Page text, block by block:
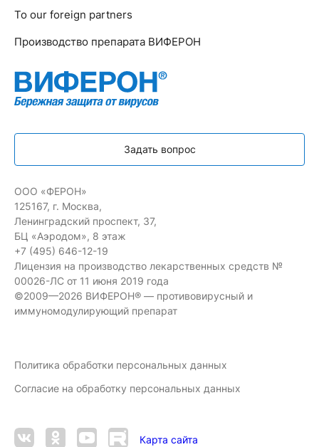
To our foreign partners
Производство препарата ВИФЕРОН
Задать вопрос
ООО «ФЕРОН»
125167, г. Москва,
Ленинградский проспект, 37,
БЦ «Аэродом», 8 этаж
+7 (495) 646-12-19
Лицензия на производство лекарственных средств №
00026-ЛС от 11 июня 2019 года
©2009—2026 ВИФЕРОН® — противовирусный и
иммуномодулирующий препарат
Политика обработки персональных данных
Согласие на обработку персональных данных
Карта сайта